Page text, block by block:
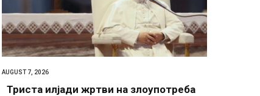
AUGUST 7, 2026
Триста илјади жртви на злоупотреба